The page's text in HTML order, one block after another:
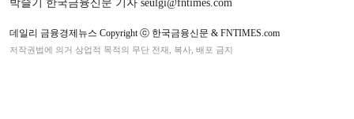
박슬기 한국금융신문 기자 seulgi@fntimes.com
데일리 금융경제뉴스 Copyright ⓒ 한국금융신문 & FNTIMES.com
저작권법에 의거 상업적 목적의 무단 전재, 복사, 배포 금지